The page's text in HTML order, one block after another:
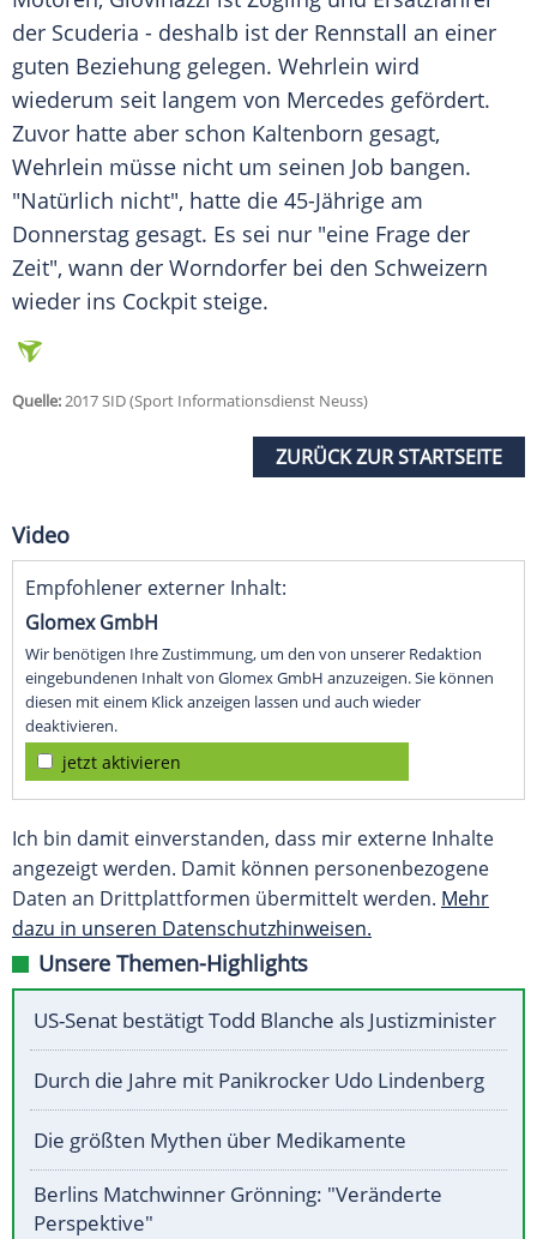
der Scuderia - deshalb ist der Rennstall an einer
guten Beziehung gelegen. Wehrlein wird
wiederum seit langem von Mercedes gefördert.
Zuvor hatte aber schon Kaltenborn gesagt,
Wehrlein müsse nicht um seinen Job bangen.
"Natürlich nicht", hatte die 45-Jährige am
Donnerstag gesagt. Es sei nur "eine Frage der
Zeit", wann der Worndorfer bei den Schweizern
wieder ins Cockpit steige.
Quelle:2017 SID (Sport Informationsdienst Neuss)
ZURÜCK ZUR STARTSEITE
Video
Empfohlener externer Inhalt:
Glomex GmbH
Wir benötigen Ihre Zustimmung, um den von unserer Redaktion
eingebundenen Inhalt von Glomex GmbH anzuzeigen. Sie können
diesen mit einem Klick anzeigen lassen und auch wieder
deaktivieren.
jetzt aktivieren
Ich bin damit einverstanden, dass mir externe Inhalte
angezeigt werden. Damit können personenbezogene
Daten an Drittplattformen übermittelt werden. Mehr
dazu in unseren Datenschutzhinweisen.
Unsere Themen-Highlights
US-Senat bestätigt Todd Blanche als Justizminister
Durch die Jahre mit Panikrocker Udo Lindenberg
Die größten Mythen über Medikamente
Berlins Matchwinner Grönning: "Veränderte
Perspektive"